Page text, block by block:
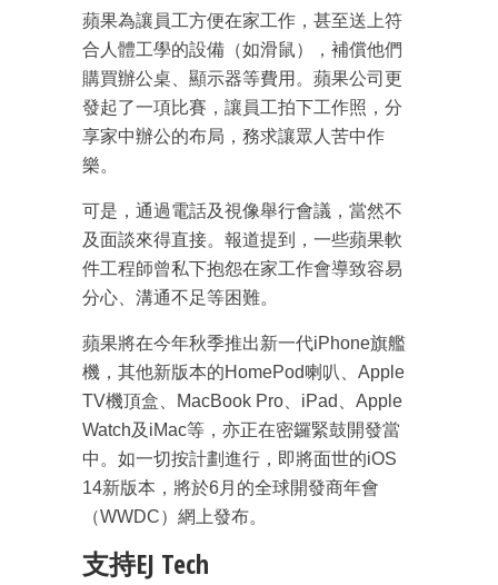
蘋果為讓員工方便在家工作，甚至送上符
合人體工學的設備（如滑鼠），補償他們
購買辦公桌、顯示器等費用。蘋果公司更
發起了一項比賽，讓員工拍下工作照，分
享家中辦公的布局，務求讓眾人苦中作
樂。
可是，通過電話及視像舉行會議，當然不
及面談來得直接。報道提到，一些蘋果軟
件工程師曾私下抱怨在家工作會導致容易
分心、溝通不足等困難。
蘋果將在今年秋季推出新一代iPhone旗艦
機，其他新版本的HomePod喇叭、Apple
TV機頂盒、MacBook Pro、iPad、Apple
Watch及iMac等，亦正在密鑼緊鼓開發當
中。如一切按計劃進行，即將面世的iOS
14新版本，將於6月的全球開發商年會
（WWDC）網上發布。
支持EJ Tech
成為 EJ Tech 會員
箱！